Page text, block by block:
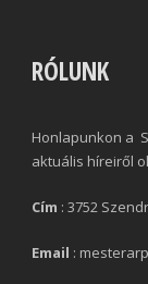
RÓLUNK
Honlapunkon a
aktuális híreiről
Cím : 3752
Email :